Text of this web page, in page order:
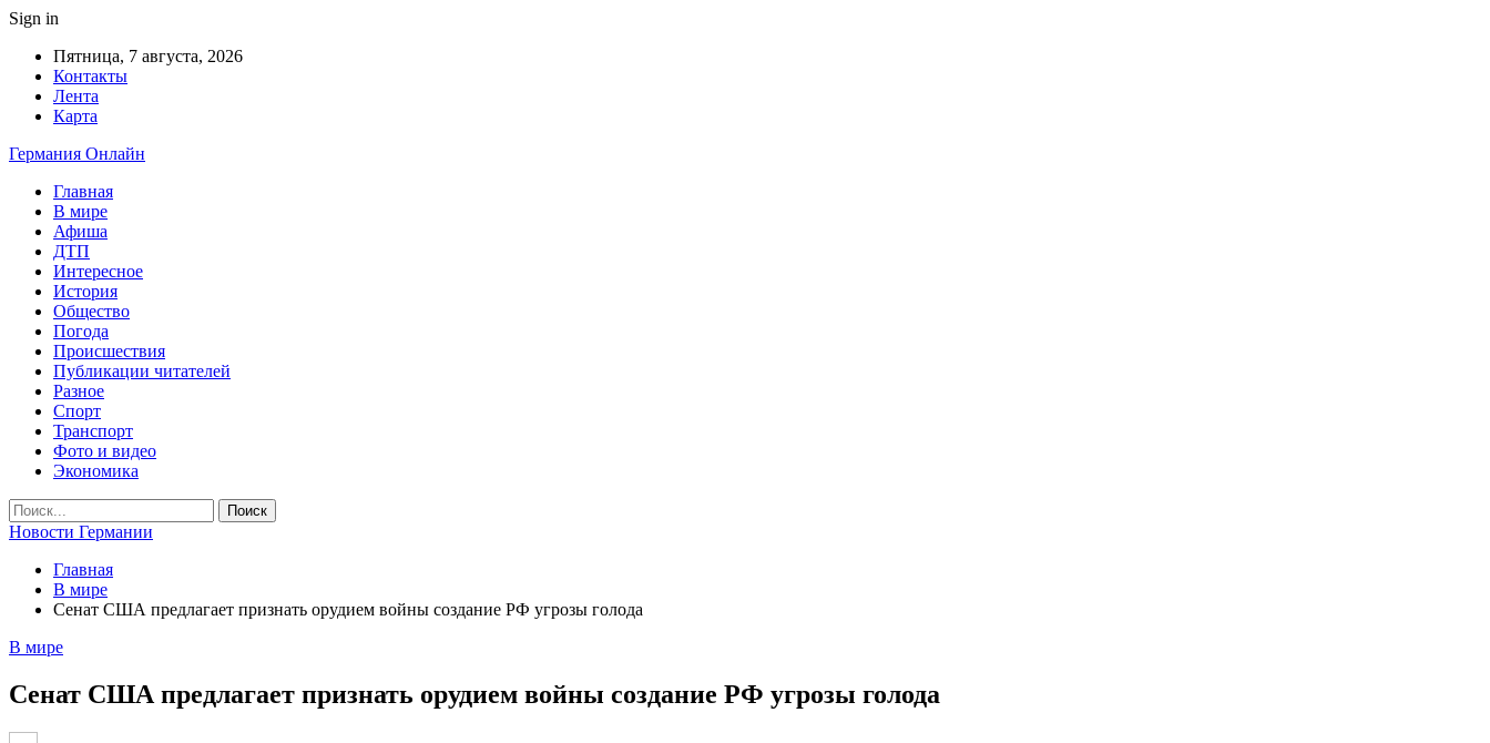
Sign in
Пятница, 7 августа, 2026
Контакты
Лента
Карта
Германия Онлайн
Главная
В мире
Афиша
ДТП
Интересное
История
Общество
Погода
Происшествия
Публикации читателей
Разное
Спорт
Транспорт
Фото и видео
Экономика
Новости Германии
Главная
В мире
Сенат США предлагает признать орудием войны создание РФ угрозы голода
В мире
Сенат США предлагает признать орудием войны создание РФ угрозы голода